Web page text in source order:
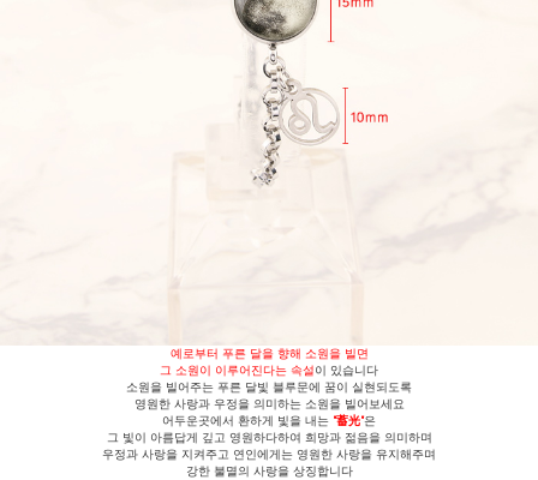
예로부터 푸른 달을 향해 소원을 빌면
그 소원이 이루어진다는 속설이 있습니다
소원을 빌어주는 푸른 달빛 블루문에 꿈이 실현되도록
영원한 사랑과 우정을 의미하는 소원을 빌어보세요
어두운곳에서 환하게 빛을 내는 "蓄光"은
그 빛이 아름답게 깊고 영원하다하여 희망과 젊음을 의미하며
우정과 사랑을 지켜주고 연인에게는 영원한 사랑을 유지해주며
강한 불멸의 사랑을 상징합니다